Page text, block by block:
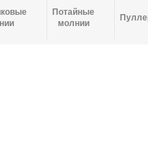
Потайные
молнии